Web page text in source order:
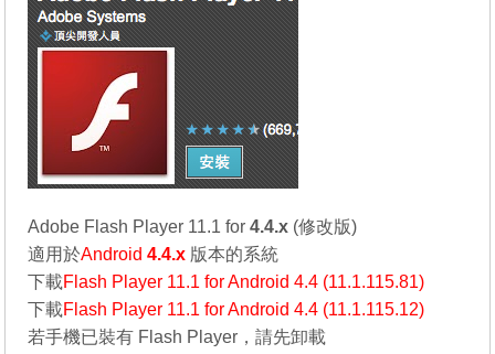
Adobe Flash Player 11.1 for4.4.x (修改版)
適用於Android4.4.x 版本的系統
下載Flash Player 11.1 for Android 4.4 (11.1.115.81)
下載Flash Player 11.1 for Android 4.4 (11.1.115.12)
若手機已裝有 Flash Player，請先卸載